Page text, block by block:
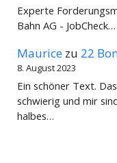
Experte
Bahn AG - JobCheck…
Maurice zu 22
8. August 2023
Ein schöner Text.
schwierig und mir
halbes…